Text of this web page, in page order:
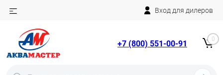
Вход для дилеров
+7 (800) 551-00-91 0